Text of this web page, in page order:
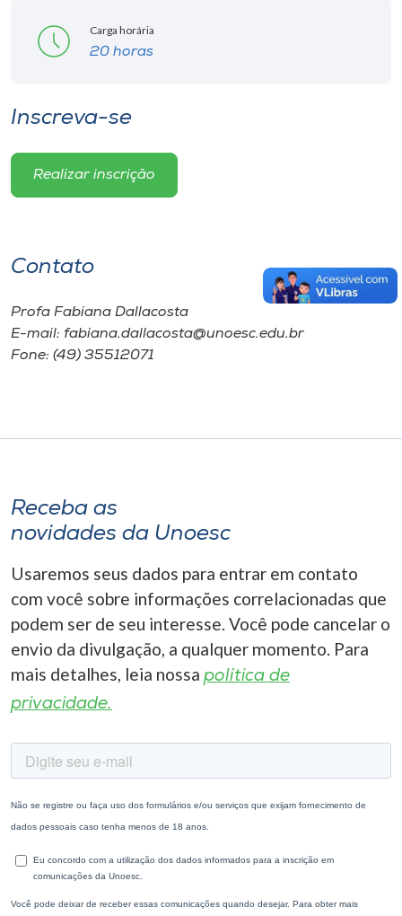
Carga horária
20 horas
Inscreva-se
Realizar inscrição
Contato
Profa Fabiana Dallacosta
E-mail: fabiana.dallacosta@unoesc.edu.br
Fone: (49) 35512071
Receba as
novidades da Unoesc
Usaremos seus dados para entrar em contato
com você sobre informações correlacionadas que
podem ser de seu interesse. Você pode cancelar o
envio da divulgação, a qualquer momento. Para
mais detalhes, leia nossa política de
privacidade.